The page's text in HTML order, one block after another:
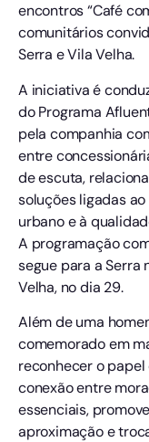
encontros “Café
comunitários
Serra e Vila Velha.
A iniciativa é
do Programa
pela companhia
entre
de escuta,
soluções ligadas
urbano e à
A programação
segue para a Serra
Velha, no dia 29.
Além de uma
comemorado em
reconhecer o
conexão entre
essenciais,
aproximação e